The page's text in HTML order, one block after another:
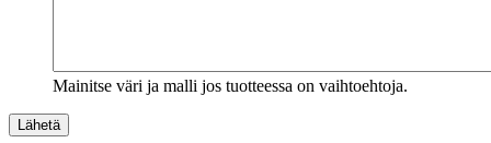
Mainitse väri ja malli jos tuotteessa on vaihtoehtoja.